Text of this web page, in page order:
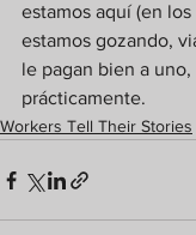
estamos aquí (en
estamos gozando,
le pagan bien a
prácticamente.
Workers Tell Their Stories